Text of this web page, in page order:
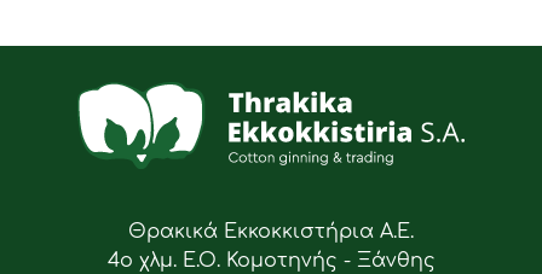
Θρακικά Εκκοκκιστήρια Α.Ε.
4ο χλμ. Ε.Ο. Κομοτηνής - Ξάνθης